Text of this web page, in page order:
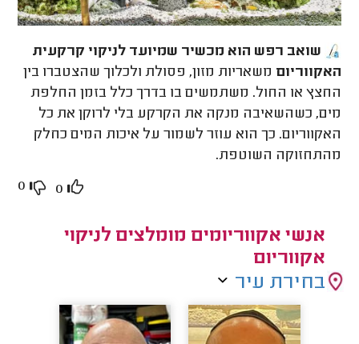
שואב רפש הוא מכשיר שמיועד לניקוי קרקעית
האקווריום משאריות מזון, פסולת ולכלוך שהצטברו בין
החצץ או החול. משתמשים בו בדרך כלל בזמן החלפת
מים, כשהשאיבה מנקה את הקרקע בלי לרוקן את כל
האקווריום. כך הוא עוזר לשמור על איכות המים כחלק
מהתחזוקה השוטפת.
0
0
אנשי אקווריומים מומלצים לניקוי
אקווריום
בחירת עיר